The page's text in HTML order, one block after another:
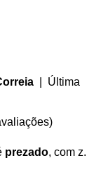
| Última
)
prezado, com z.